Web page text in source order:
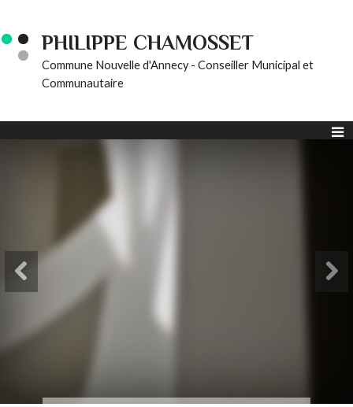
PHILIPPE CHAMOSSET
Commune Nouvelle d'Annecy - Conseiller Municipal et
Communautaire